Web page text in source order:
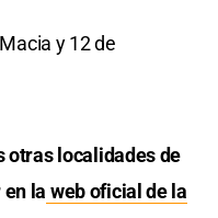
y 12 de
otras localidades de
la web oficial de la